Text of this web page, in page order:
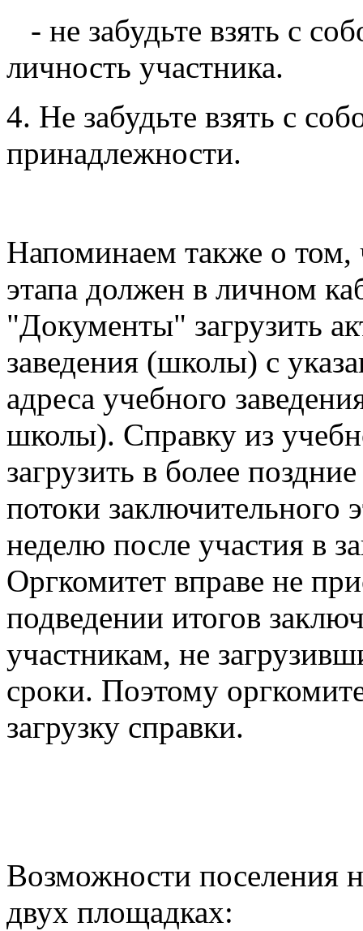
- не забудьте взять с
личность участника.
4. Не забудьте взять с
принадлежности.
Напоминаем также о том,
этапа должен в личном
"Документы" загрузить
заведения (школы) с
адреса учебного
школы). Справку из
загрузить в более
потоки заключительного
неделю после участия в
Оргкомитет вправе не
подведении итогов
участникам, не
сроки. Поэтому
загрузку справки.
Возможности поселения
двух площадках: